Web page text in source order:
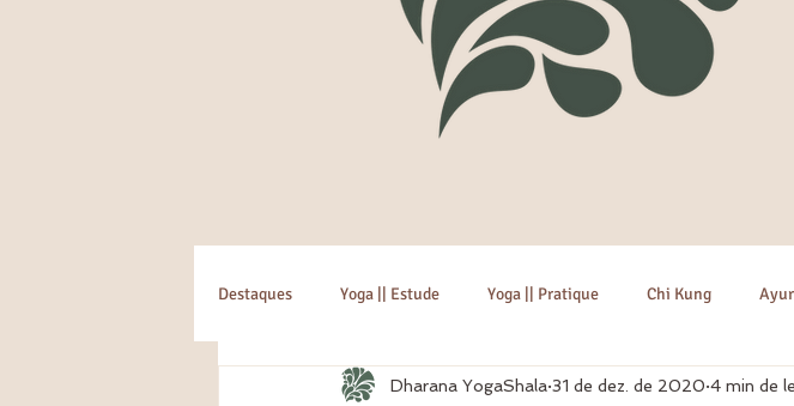
Destaques Yoga || Estude Yoga || Pratique Chi Kung
Dharana YogaShala 31 de dez. de 2020 4 min de